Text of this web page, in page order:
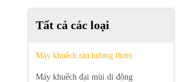
Tất cả các loại
Máy khuếch tán hương thơm
Máy khuếch đại mùi di động